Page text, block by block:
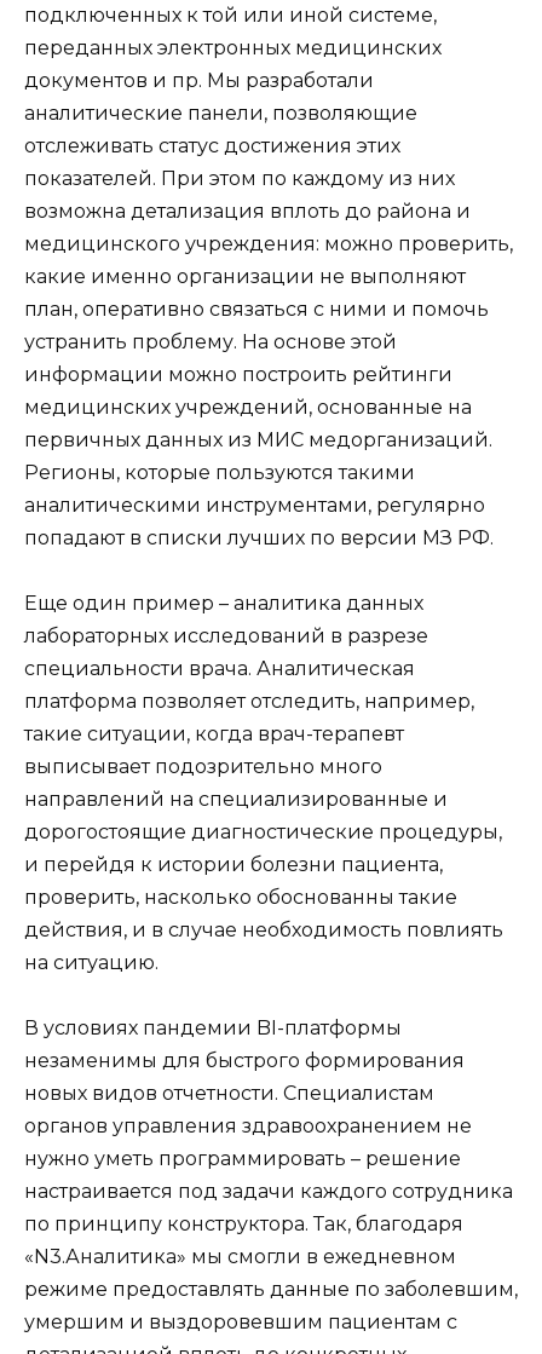
подключенных к той или иной системе,
переданных электронных медицинских
документов и пр. Мы разработали
аналитические панели, позволяющие
отслеживать статус достижения этих
показателей. При этом по каждому из них
возможна детализация вплоть до района и
медицинского учреждения: можно проверить,
какие именно организации не выполняют
план, оперативно связаться с ними и помочь
устранить проблему. На основе этой
информации можно построить рейтинги
медицинских учреждений, основанные на
первичных данных из МИС медорганизаций.
Регионы, которые пользуются такими
аналитическими инструментами, регулярно
попадают в списки лучших по версии МЗ РФ.
Еще один пример – аналитика данных
лабораторных исследований в разрезе
специальности врача. Аналитическая
платформа позволяет отследить, например,
такие ситуации, когда врач-терапевт
выписывает подозрительно много
направлений на специализированные и
дорогостоящие диагностические процедуры,
и перейдя к истории болезни пациента,
проверить, насколько обоснованны такие
действия, и в случае необходимость повлиять
на ситуацию.
В условиях пандемии BI-платформы
незаменимы для быстрого формирования
новых видов отчетности. Специалистам
органов управления здравоохранением не
нужно уметь программировать – решение
настраивается под задачи каждого сотрудника
по принципу конструктора. Так, благодаря
«N3.Аналитика» мы смогли в ежедневном
режиме предоставлять данные по заболевшим,
умершим и выздоровевшим пациентам с